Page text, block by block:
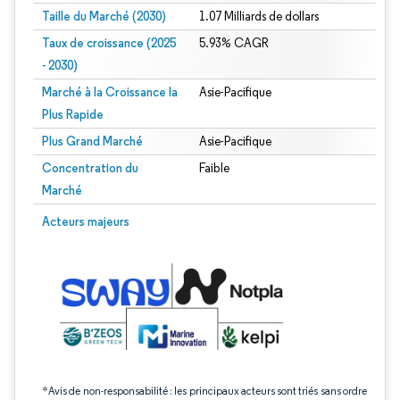
Taille du Marché (2030) 1.07 Milliards de dollars
Taux de croissance (2025
- 2030)
5.93% CAGR
Marché à la Croissance la
Plus Rapide
Asie-Pacifique
Plus Grand Marché Asie-Pacifique
Concentration du
Marché
Faible
Acteurs majeurs
*Avis de non-responsabilité : les principaux acteurs sont triés sans ordre
Image © Mordor Intelligence. La réutilisation nécessite une attribution sous CC